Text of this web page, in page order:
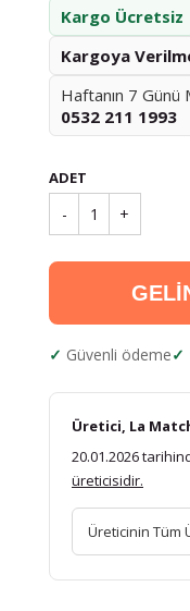
Kargo Ücretsiz
Kargoya
Haftanın 7
0532 211 1993
ADET
- 1 +
Güvenli ödeme
Üretici, La
20.01.2026
üreticisidir.
Üreticinin Tüm